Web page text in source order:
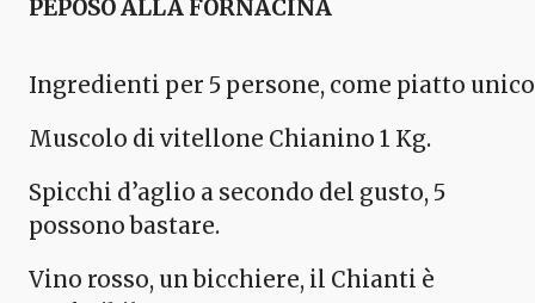
PEPOSO ALLA FORNACINA
Ingredienti per 5 persone, come piatto
Muscolo di vitellone Chianino 1 Kg.
Spicchi d’aglio a secondo del gusto, 5
possono bastare.
Vino rosso, un bicchiere, il Chianti è